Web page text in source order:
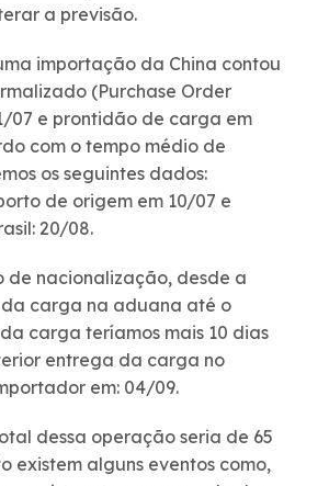
a previsão.
importação da China contou
(Purchase Order
07 e prontidão de carga em
com o tempo médio de
os seguintes dados:
de origem em 10/07 e
20/08.
de nacionalização, desde a
carga na aduana até o
carga teríamos mais 10 dias
entrega da carga no
em: 04/09.
dessa operação seria de 65
existem alguns eventos como,